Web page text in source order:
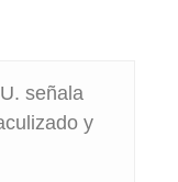
señala
y